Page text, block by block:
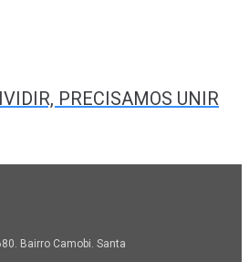
PRECISAMOS UNIR
Bairro Camobi. Santa